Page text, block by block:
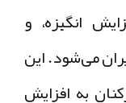
انگیزه، و
می‌شود. این
به افزایش